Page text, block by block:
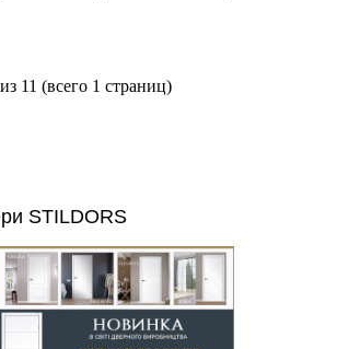
11 (всего 1 страниц)
STILDORS